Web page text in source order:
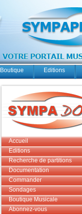
Boutique Editions
Accueil
Editions
Recherche de partitions
Documentation
Commander
Sondages
Boutique Musicale
Abonnez-vous